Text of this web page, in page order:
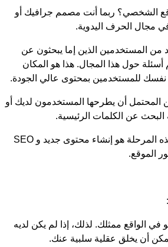
الشخصي؟ ربما أنت مصمم جرافيك أو
مجال الحرف اليدوية.
من المستخدمين الذين إما يبحثون عن
أسئلة حول هذا المجال. هذا هو المكان
للمستخدمين بمحتوى عالي الجودة.
المحتمل أن يطرحها المستخدمون لديك أو
عن الكلمات الرئيسية.
لذلك ما يجب فعله في هذه المرحلة هو إنشاء محتوى جديد و SEO
الموقع.
الواقع ممثلك. لذلك، إذا لم يكن لديه
أن يخلق عقلية سلبية عنك.